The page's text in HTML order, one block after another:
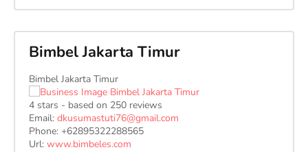
Bimbel Jakarta Timur
Bimbel Jakarta Timur
4stars - based on 250reviews
Email: dkusumastuti76@gmail.com
Phone: +62895322288565
Url: www.bimbeles.com